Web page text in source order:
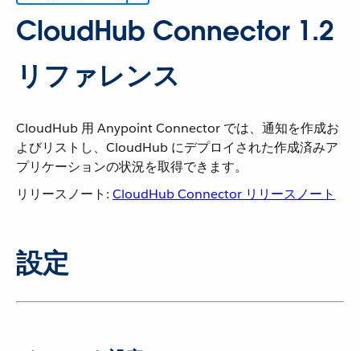
CloudHub Connector 1.2
リファレンス
CloudHub 用 Anypoint Connector では、通知を作成お
よびリストし、CloudHub にデプロイされた作成済みア
プリケーションの状況を取得できます。
リリースノート: CloudHub Connector リリースノート
設定